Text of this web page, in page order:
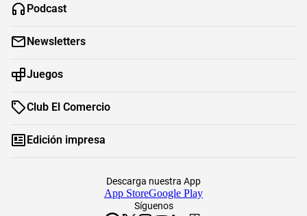
Podcast
Newsletters
Juegos
Club El Comercio
Edición impresa
Síguenos
Descarga nuestra App
App StoreGoogle Play